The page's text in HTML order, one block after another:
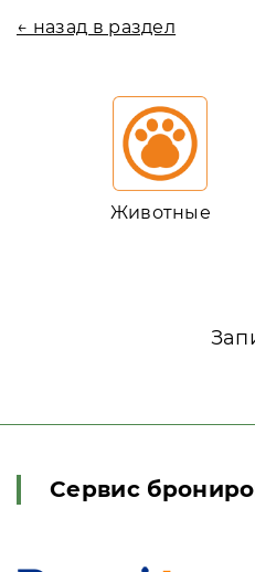
← назад в раздел
Животные
Сервис